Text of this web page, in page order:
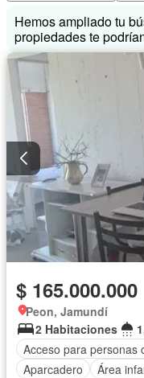
Hemos ampliado tu
propiedades te
$ 165.000.000
Peon, Jamundí
2 Habitaciones
Acceso para personas
Aparcadero
Área